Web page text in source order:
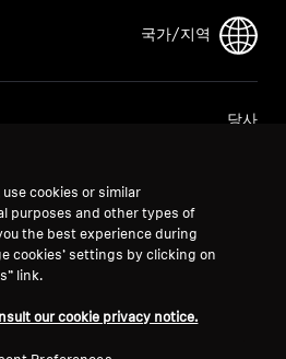
국가/지역
당사
언론 문의
cookies or similar
purposes and other types of
the best experience during
cookies’ settings by clicking on
link.
our cookie privacy notice.